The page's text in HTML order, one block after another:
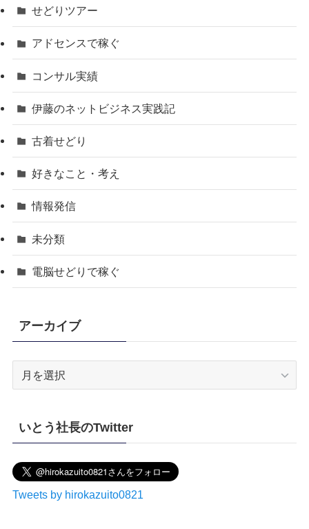
せどりツアー
アドセンスで稼ぐ
コンサル実績
伊藤のネットビジネス実践記
古着せどり
好きなこと・考え
情報発信
未分類
電脳せどりで稼ぐ
アーカイブ
いとう社長のTwitter
Tweets by hirokazuito0821